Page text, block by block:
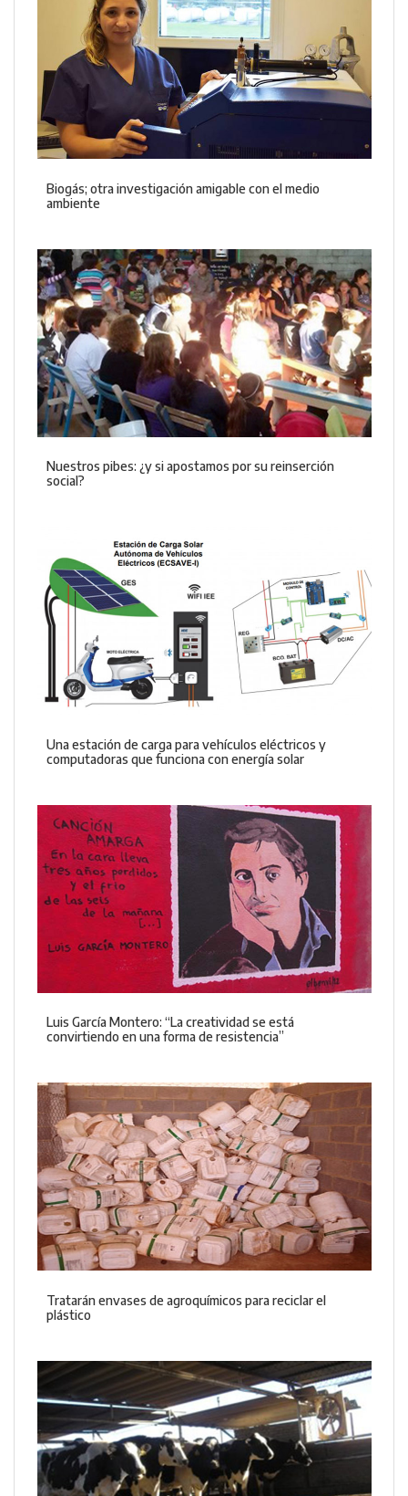
Biogás; otra investigación amigable con el medio
ambiente
Nuestros pibes: ¿y si apostamos por su reinserción
social?
Una estación de carga para vehículos eléctricos y
computadoras que funciona con energía solar
Luis García Montero: “La creatividad se está
convirtiendo en una forma de resistencia”
Tratarán envases de agroquímicos para reciclar el
plástico